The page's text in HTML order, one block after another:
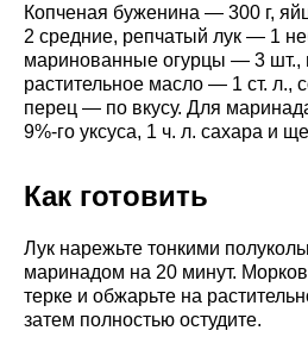
Копченая буженина — 300 г,
2 средние, репчатый лук — 1
маринованные огурцы — 3 шт.,
растительное масло — 1 ст. л.,
перец — по вкусу. Для
9%-го уксуса, 1 ч. л. сахара и
Как готовить
Лук нарежьте тонкими
маринадом на 20 минут.
терке и обжарьте на
затем полностью остудите.